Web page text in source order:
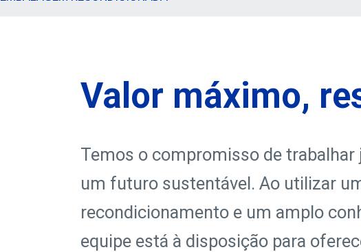
Valor máximo,
Temos o compromisso de
um futuro sustentável. Ao utilizar
recondicionamento e um amplo
equipe está à disposição para